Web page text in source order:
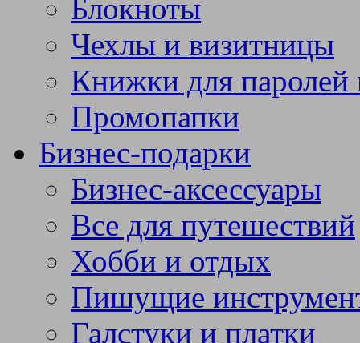
Блокноты
Чехлы и визитницы
Книжки для паролей
Промопапки
Бизнес-подарки
Бизнес-аксессуары
Все для путешествий
Хобби и отдых
Пишущие
Галстуки и платки